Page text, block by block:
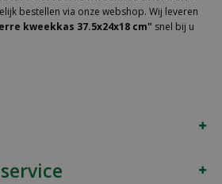
bestellen via onze webshop. Wij leveren
kweekkas 37.5x24x18 cm" snel bij u